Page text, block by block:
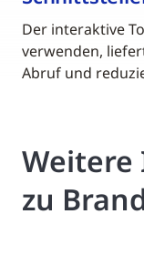
Der interaktive
verwenden,
Abruf und
zu